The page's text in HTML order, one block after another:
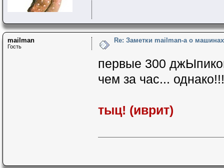
mailman
Гость
Re: Заметки mailman-a о
первые 300
чем за час...
тыц! (иврит)